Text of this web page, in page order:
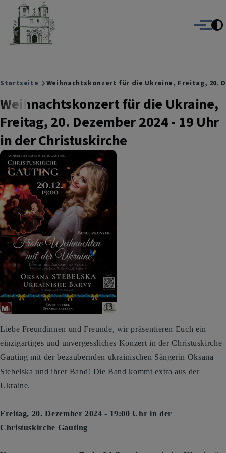
Direkt zum Inhalt
Christuskirche Gauting
Evangelisch-Lutherische Kirche Gauting
Menü
Breadcrumb
Startseite Weihnachtskonzert für die Ukraine, Freitag, 20.
Weihnachtskonzert für die Ukraine,
Freitag, 20. Dezember 2024 - 19 Uhr
in der Christuskirche
Liebe Freundinnen und Freunde, wir präsentieren Euch ein
einzigartiges und unvergessliches Konzert in der Christuskirche
Gauting mit der bezaubernden ukrainischen Sängerin Oksana
Stebelska und ihrer Band! Die Band kommt extra aus der
Ukraine.
Freitag, 20. Dezember 2024 - 19:00 Uhr in der
Christuskirche Gauting